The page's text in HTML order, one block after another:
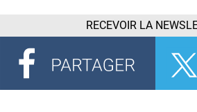
RECEVOIR LA